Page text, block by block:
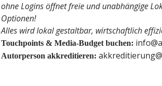
ohne Logins öffnet freie und unabhängige
Optionen!
Alles wird lokal gestaltbar, wirtschaftlich
Touchpoints & Media-Budget buchen:
Autorperson akkreditieren: